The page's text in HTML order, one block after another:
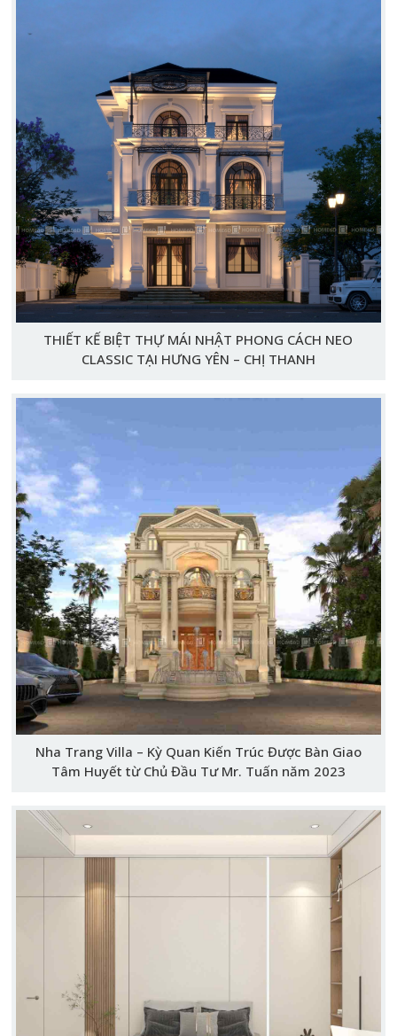
THIẾT KẾ BIỆT THỰ MÁI NHẬT PHONG CÁCH NEO
CLASSIC TẠI HƯNG YÊN – CHỊ THANH
Nha Trang Villa – Kỳ Quan Kiến Trúc Được Bàn Giao
Tâm Huyết từ Chủ Đầu Tư Mr. Tuấn năm 2023